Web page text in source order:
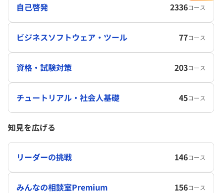
自己啓発 2336コース
ビジネスソフトウェア・ツール 77コース
資格・試験対策 203コース
チュートリアル・社会人基礎 45コース
知見を広げる
リーダーの挑戦 146コース
みんなの相談室Premium 156コース